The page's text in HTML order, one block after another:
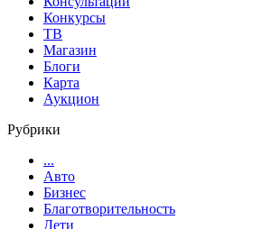
Конкурсы
ТВ
Магазин
Блоги
Карта
Аукцион
Рубрики
...
Авто
Бизнес
Благотворительность
Дети